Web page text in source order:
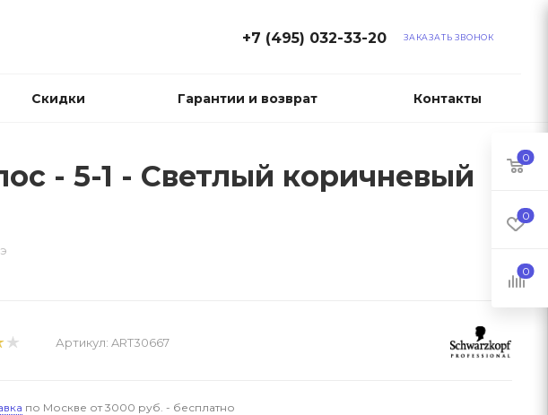
+7 (495) 032-33-20 ЗАКАЗАТЬ ЗВОНОК
Скидки Гарантии и возврат Контакты
- 5-1 - Светлый коричневый
Артикул: ART30667
по Москве от 3000 руб. - бесплатно
0
0
0